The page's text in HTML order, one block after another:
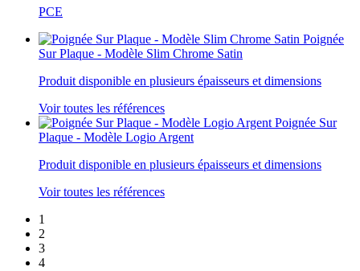
PCE
Poignée
Sur Plaque - Modèle Slim Chrome Satin
Produit disponible en plusieurs épaisseurs et dimensions
Voir toutes les références
Poignée Sur
Plaque - Modèle Logio Argent
Produit disponible en plusieurs épaisseurs et dimensions
Voir toutes les références
1
2
3
4